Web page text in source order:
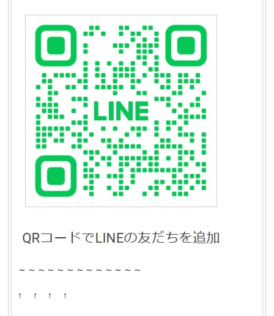
～～～～～～～～～～～～～
↑ ↑ ↑ ↑